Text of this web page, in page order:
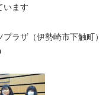
います
ラザ（伊勢崎市下触町）